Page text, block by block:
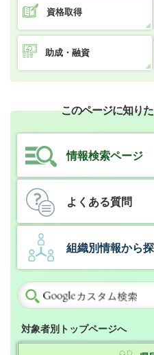
資格取得
助成・融資
このページに知り
情報検索ページ
よくある質問
組織別情報から
対象者別トップページへ